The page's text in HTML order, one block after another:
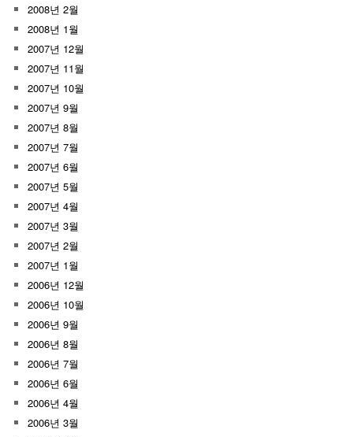
2008년 2월
2008년 1월
2007년 12월
2007년 11월
2007년 10월
2007년 9월
2007년 8월
2007년 7월
2007년 6월
2007년 5월
2007년 4월
2007년 3월
2007년 2월
2007년 1월
2006년 12월
2006년 10월
2006년 9월
2006년 8월
2006년 7월
2006년 6월
2006년 4월
2006년 3월